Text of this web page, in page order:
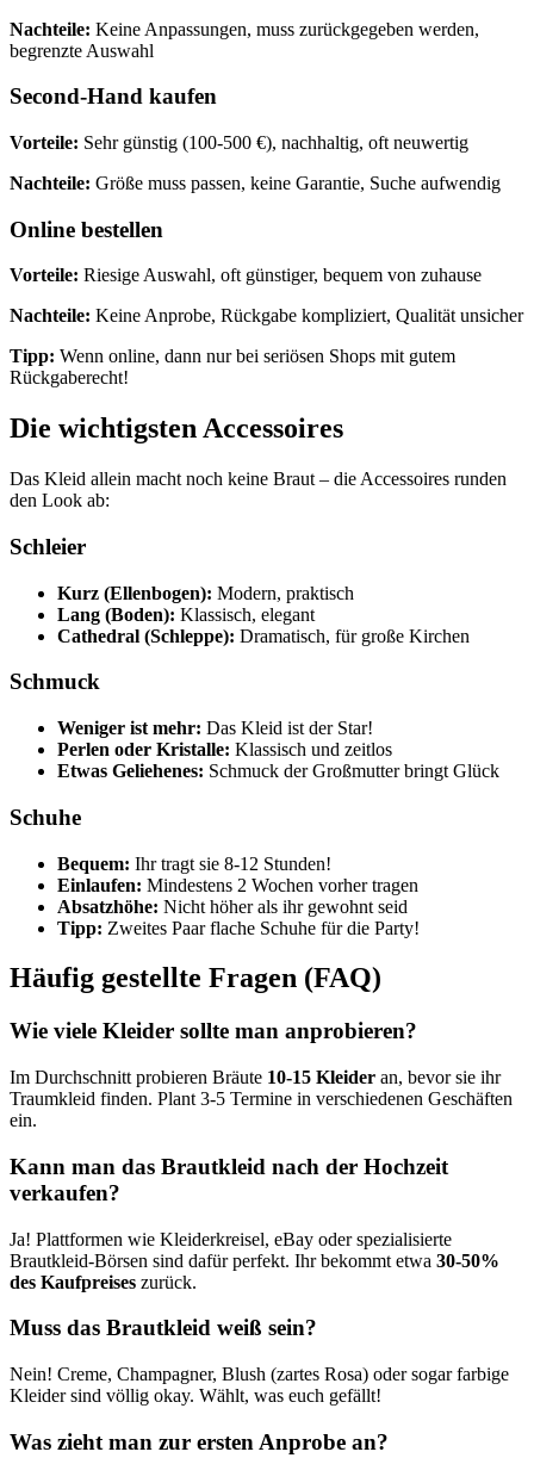
Nachteile: Keine Anpassungen, muss zurückgegeben werden,
begrenzte Auswahl
Second-Hand kaufen
Vorteile: Sehr günstig (100-500 €), nachhaltig, oft neuwertig
Nachteile: Größe muss passen, keine Garantie, Suche aufwendig
Online bestellen
Vorteile: Riesige Auswahl, oft günstiger, bequem von zuhause
Nachteile: Keine Anprobe, Rückgabe kompliziert, Qualität unsicher
Tipp: Wenn online, dann nur bei seriösen Shops mit gutem
Rückgaberecht!
Die wichtigsten Accessoires
Das Kleid allein macht noch keine Braut – die Accessoires runden
den Look ab:
Schleier
Kurz (Ellenbogen): Modern, praktisch
Lang (Boden): Klassisch, elegant
Cathedral (Schleppe): Dramatisch, für große Kirchen
Schmuck
Weniger ist mehr: Das Kleid ist der Star!
Perlen oder Kristalle: Klassisch und zeitlos
Etwas Geliehenes: Schmuck der Großmutter bringt Glück
Schuhe
Bequem: Ihr tragt sie 8-12 Stunden!
Einlaufen: Mindestens 2 Wochen vorher tragen
Absatzhöhe: Nicht höher als ihr gewohnt seid
Tipp: Zweites Paar flache Schuhe für die Party!
Häufig gestellte Fragen (FAQ)
Wie viele Kleider sollte man anprobieren?
Im Durchschnitt probieren Bräute 10-15 Kleider an, bevor sie ihr
Traumkleid finden. Plant 3-5 Termine in verschiedenen Geschäften
ein.
Kann man das Brautkleid nach der Hochzeit
verkaufen?
Ja! Plattformen wie Kleiderkreisel, eBay oder spezialisierte
Brautkleid-Börsen sind dafür perfekt. Ihr bekommt etwa 30-50%
des Kaufpreises zurück.
Muss das Brautkleid weiß sein?
Nein! Creme, Champagner, Blush (zartes Rosa) oder sogar farbige
Kleider sind völlig okay. Wählt, was euch gefällt!
Was zieht man zur ersten Anprobe an?